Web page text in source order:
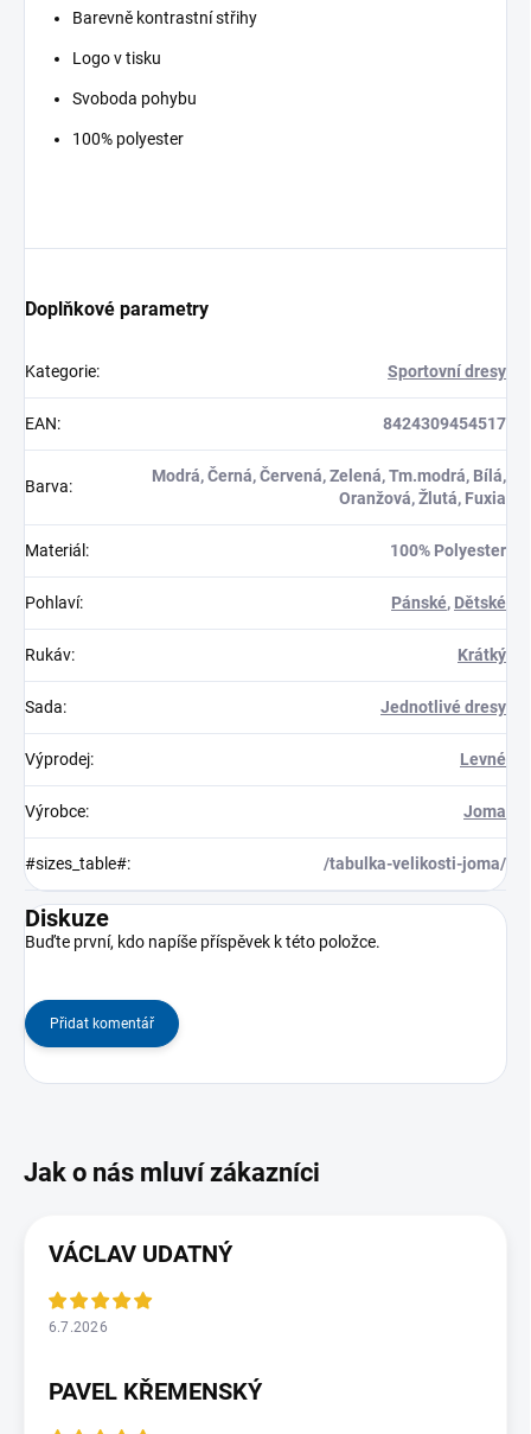
Barevně kontrastní střihy
Logo v tisku
Svoboda pohybu
100% polyester
Doplňkové parametry
Kategorie: Sportovní dresy
EAN: 8424309454517
Barva:
Modrá, Černá, Červená, Zelená, Tm.modrá, Bílá,
Oranžová, Žlutá, Fuxia
Materiál : 100% Polyester
Pohlaví: Pánské, Dětské
Rukáv: Krátký
Sada: Jednotlivé dresy
Výprodej: Levné
Výrobce: Joma
#sizes_table#: /tabulka-velikosti-joma/
Diskuze
Buďte první, kdo napíše příspěvek k této položce.
Přidat komentář
VÁCLAV UDATNÝ
6.7.2026
PAVEL KŘEMENSKÝ